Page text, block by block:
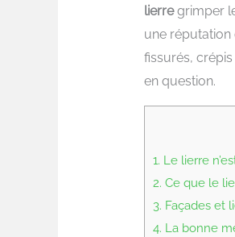
lierregrimper
une réputation
fissurés,
en question.
1. Le lierre
2. Ce que le
3. Façades et
4. La bonne